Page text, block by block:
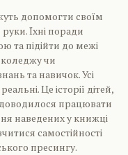
допомогти своїм
Їхні поради
та підійти до межі
чи
та навичок. Усі
Це історії дітей,
доводилося працювати
наведених у книжці
самостійності
пресингу.